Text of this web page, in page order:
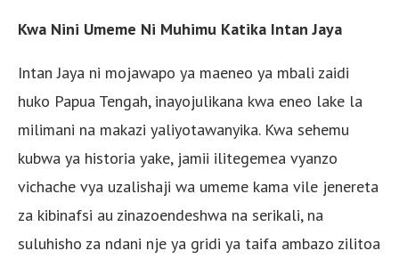
Kwa Nini Umeme Ni Muhimu Katika Intan Jaya
Intan Jaya ni mojawapo ya maeneo ya mbali zaidi
huko Papua Tengah, inayojulikana kwa eneo lake la
milimani na makazi yaliyotawanyika. Kwa sehemu
kubwa ya historia yake, jamii ilitegemea vyanzo
vichache vya uzalishaji wa umeme kama vile jenereta
za kibinafsi au zinazoendeshwa na serikali, na
suluhisho za ndani nje ya gridi ya taifa ambazo zilitoa